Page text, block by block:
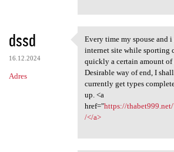
dssd
16.12.2024
Adres
Every time my spouse
Every time my spouse and
internet site while sporting
quickly a certain amount
Desirable way of end, I
currently get types
up. <a
href="https://
/</a>